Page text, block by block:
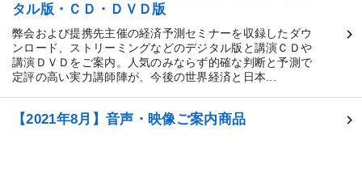
タル版・ＣＤ・ＤＶＤ版
弊会および提携先主催の経済予測セミナーを収録したダウ
ンロード、ストリーミングなどのデジタル版と講演ＣＤや
講演ＤＶＤをご案内。人気のみならず的確な判断と予測で
定評の高い実力講師陣が、今後の世界経済と日本...
【2021年8月】音声・映像ご案内商品